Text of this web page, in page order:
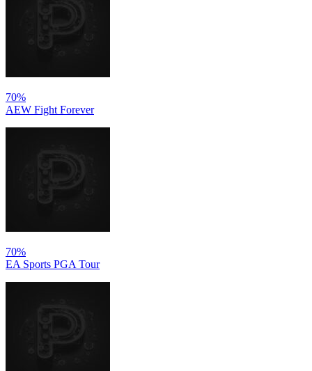
70%
AEW Fight Forever
70%
EA Sports PGA Tour